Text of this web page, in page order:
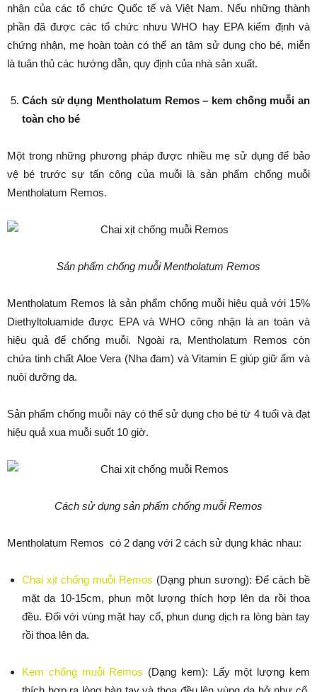
nhận của các tổ chức Quốc tế và Việt Nam. Nếu những thành
phần đã được các tổ chức nhưu WHO hay EPA kiểm định và
chứng nhận, mẹ hoàn toàn có thể an tâm sử dụng cho bé, miễn
là tuân thủ các hướng dẫn, quy định của nhà sản xuất.
Cách sử dụng Mentholatum Remos – kem chống muỗi an
toàn cho bé
Một trong những phương pháp được nhiều mẹ sử dụng để bảo
vệ bé trước sự tấn công của muỗi là sản phẩm chống muỗi
Mentholatum Remos.
Sản phẩm chống muỗi Mentholatum Remos
Mentholatum Remos là sản phẩm chống muỗi hiệu quả với 15%
Diethyltoluamide được EPA và WHO công nhận là an toàn và
hiệu quả để chống muỗi. Ngoài ra, Mentholatum Remos còn
chứa tinh chất Aloe Vera (Nha đam) và Vitamin E giúp giữ ẩm và
nuôi dưỡng da.
Sản phẩm chống muỗi này có thể sử dụng cho bé từ 4 tuổi và đạt
hiệu quả xua muỗi suốt 10 giờ.
Cách sử dụng sản phẩm chống muỗi Remos
Mentholatum Remos có 2 dạng với 2 cách sử dụng khác nhau:
Chai xịt chống muỗi Remos (Dạng phun sương): Để cách bề
mặt da 10-15cm, phun một lượng thích hợp lên da rồi thoa
đều. Đối với vùng mặt hay cổ, phun dung dịch ra lòng bàn tay
rồi thoa lên da.
Kem chống muỗi Remos (Dạng kem): Lấy một lượng kem